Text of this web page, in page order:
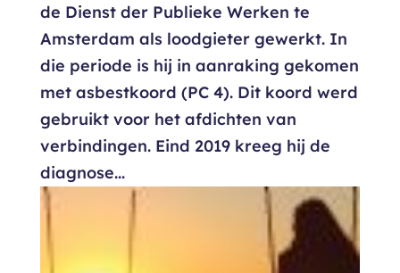
de Dienst der Publieke Werken te
Amsterdam als loodgieter gewerkt. In
die periode is hij in aanraking gekomen
met asbestkoord (PC 4). Dit koord werd
gebruikt voor het afdichten van
verbindingen. Eind 2019 kreeg hij de
diagnose...